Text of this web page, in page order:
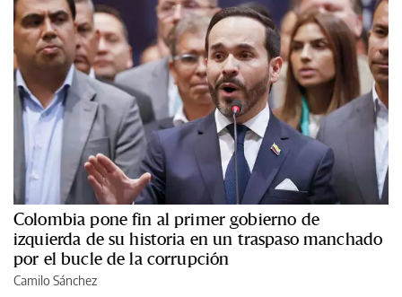
Colombia pone fin al primer gobierno de
izquierda de su historia en un traspaso manchado
por el bucle de la corrupción
Camilo Sánchez